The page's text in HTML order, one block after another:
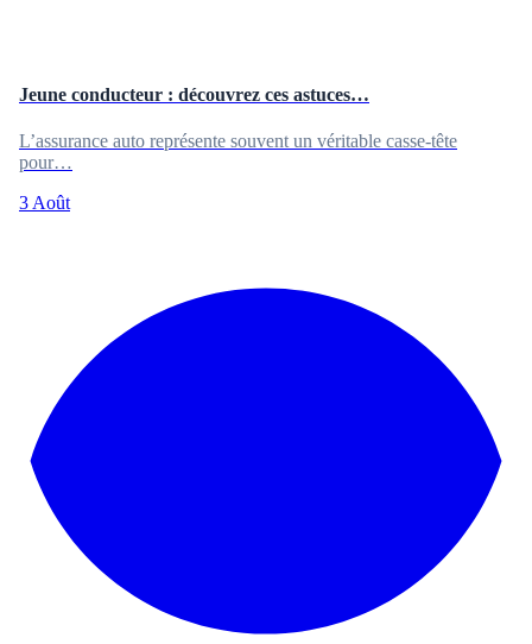
Jeune conducteur : découvrez ces astuces…
L’assurance auto représente souvent un véritable casse-tête
pour…
3 Août